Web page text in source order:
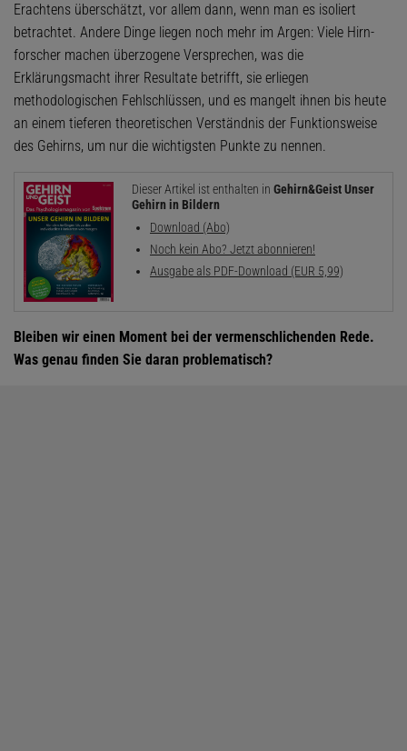
Erachtens überschätzt, vor allem dann, wenn man es isoliert
betrachtet. Andere Dinge liegen noch mehr im Argen: Viele Hirn­
forscher machen überzogene Versprechen, was die
Erklärungsmacht ihrer Resultate betrifft, sie erliegen
methodologischen Fehlschlüssen, und es mangelt ihnen bis heute
an einem tieferen theoretischen Verständnis der Funktionsweise
des Gehirns, um nur die wichtigsten Punkte zu nennen.
Dieser Artikel ist enthalten in Gehirn&Geist Unser
Gehirn in Bildern
Download (Abo)
Noch kein Abo? Jetzt abonnieren!
Ausgabe als PDF-Download (EUR 5,99)
Bleiben wir einen Moment bei der vermenschlichenden Rede.
Was genau finden Sie daran problematisch?